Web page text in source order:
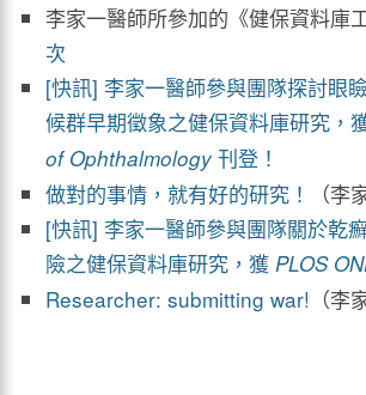
李家一醫師所參加的《健保資料庫
次
[快訊] 李家一醫師參與團隊探討眼
候群早期徵象之健保資料庫研究，
of Ophthalmology刊登！
做對的事情，就有好的研究！
（李
[快訊] 李家一醫師參與團隊關於乾
險之健保資料庫研究，獲 PLOS
Researcher: submitting war! （李